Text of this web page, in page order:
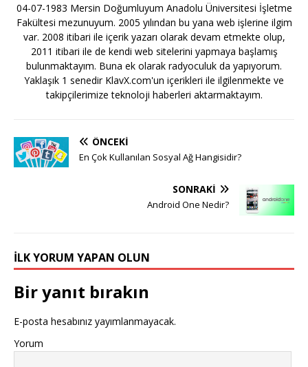
04-07-1983 Mersin Doğumluyum Anadolu Üniversitesi İşletme
Fakültesi mezunuyum. 2005 yılından bu yana web işlerine ilgim
var. 2008 itibari ile içerik yazarı olarak devam etmekte olup,
2011 itibari ile de kendi web sitelerini yapmaya başlamış
bulunmaktayım. Buna ek olarak radyoculuk da yapıyorum.
Yaklaşık 1 senedir KlavX.com'un içerikleri ile ilgilenmekte ve
takipçilerimize teknoloji haberleri aktarmaktayım.
ÖNCEKI
En Çok Kullanılan Sosyal Ağ Hangisidir?
SONRAKI
Android One Nedir?
İLK YORUM YAPAN OLUN
Bir yanıt bırakın
E-posta hesabınız yayımlanmayacak.
Yorum